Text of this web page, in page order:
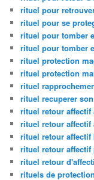
rituel pour
rituel pour se
rituel pour tomber
rituel pour tomber
rituel protection
rituel protection
rituel
rituel recuperer
rituel retour affectif
rituel retour affectif
rituel retour affectif
rituel retour affectif
rituel retour
rituels de protection